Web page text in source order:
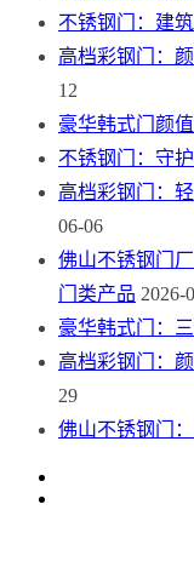
不锈钢门：建
高档彩钢门：
12
豪华韩式门颜
不锈钢门：守
高档彩钢门：
06-06
佛山不锈钢门
门类产品 2026-
豪华韩式门：
高档彩钢门：
29
佛山不锈钢门